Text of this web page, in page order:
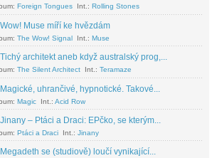
Foreign Tongues Int.: Rolling Stones
Wow! Muse míří ke hvězdám
The Wow! Signal Int.: Muse
Tichý architekt aneb když australský prog,...
The Silent Architect Int.: Teramaze
Magické, uhrančivé, hypnotické. Takové...
Magic Int.: Acid Row
Jinany – Ptáci a Draci: EPčko, se kterým...
Ptáci a Draci Int.: Jinany
Megadeth se (studiově) loučí vynikající...